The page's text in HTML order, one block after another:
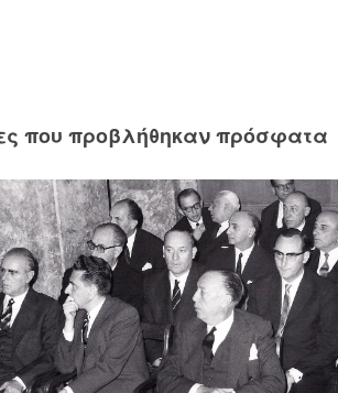
που προβλήθηκαν πρόσφατα